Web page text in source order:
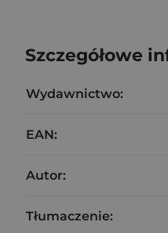
Szczegółowe
Wydawnictwo:
EAN:
Autor:
Tłumaczenie: